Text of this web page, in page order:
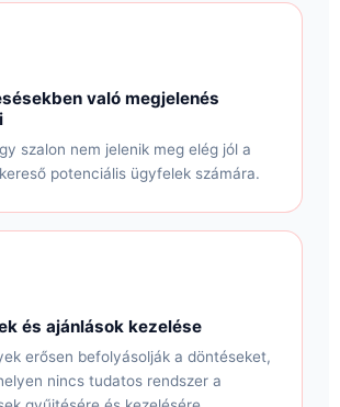
való megjelenés
szalon nem jelenik meg elég jól a
potenciális ügyfelek számára.
és ajánlások kezelése
erősen befolyásolják a döntéseket,
nincs tudatos rendszer a